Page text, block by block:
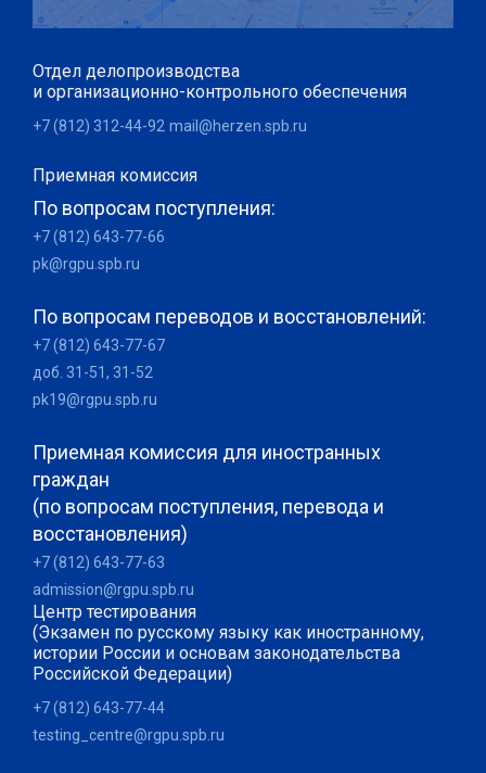
Отдел делопроизводства
и организационно-контрольного обеспечения
+7 (812) 312-44-92 mail@herzen.spb.ru
Приемная комиссия
По вопросам поступления:
+7 (812) 643-77-66
pk@rgpu.spb.ru
По вопросам переводов и восстановлений:
+7 (812) 643-77-67
доб. 31-51, 31-52
pk19@rgpu.spb.ru
Приемная комиссия для иностранных
граждан
(по вопросам поступления, перевода и
восстановления)
+7 (812) 643-77-63
admission@rgpu.spb.ru
Центр тестирования
(Экзамен по русскому языку как иностранному,
истории России и основам законодательства
Российской Федерации)
+7 (812) 643-77-44
testing_centre@rgpu.spb.ru